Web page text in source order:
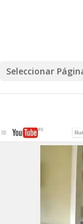
Seleccionar